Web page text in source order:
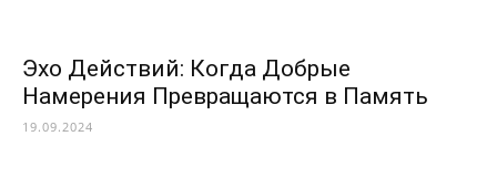
Эхо Действий: Когда Добрые
Намерения Превращаются в Память
19.09.2024